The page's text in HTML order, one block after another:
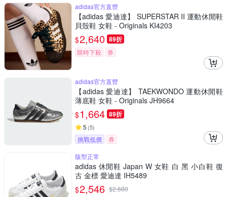
adidas官方直營
【adidas 愛迪達】 SUPERSTAR II 運動休閒鞋
貝殼鞋 女鞋 - Originals KI4203
$2,640 89折
限時下殺 券
adidas官方直營
【adidas 愛迪達】 TAEKWONDO 運動休閒鞋
薄底鞋 女鞋 - Originals JH9664
$1,664 89折
5 (5)
挑戰低價
券
版型正常
adidas 休閒鞋 Japan W 女鞋 白 黑 小白鞋 復
古 金標 愛迪達 IH5489
$2,546 $2,680